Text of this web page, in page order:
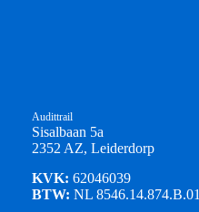
Audittrail
Sisalbaan 5a
2352 AZ, Leiderdorp
KVK: 62046039
BTW: NL 8546.14.874.B.01